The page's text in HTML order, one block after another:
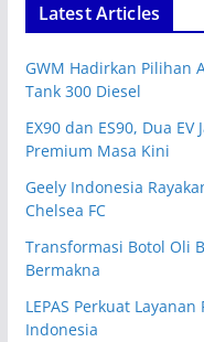
Latest Articles
GWM Hadirkan Pilihan
Tank 300 Diesel
EX90 dan ES90, Dua
Premium Masa Kini
Geely Indonesia
Chelsea FC
Transformasi Botol Oli
Bermakna
LEPAS Perkuat
Indonesia